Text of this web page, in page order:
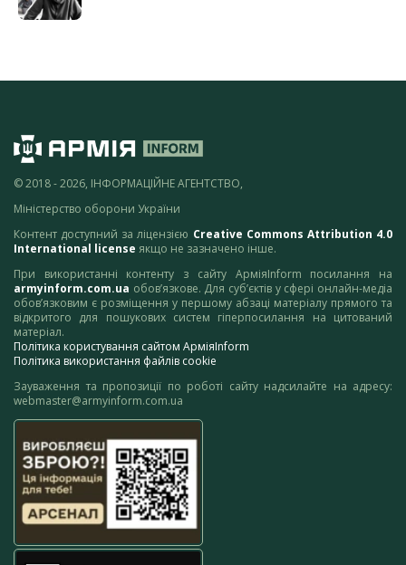
© 2018 - 2026, ІНФОРМАЦІЙНЕ АГЕНТСТВО,
Міністерство оборони України
Контент доступний за ліцензією Creative Commons Attribution 4.0
International license якщо не зазначено інше.
При використанні контенту з сайту АрміяInform посилання на
armyinform.com.ua обов’язкове. Для суб’єктів у сфері онлайн-медіа
обов’язковим є розміщення у першому абзаці матеріалу прямого та
відкритого для пошукових систем гіперпосилання на цитований
матеріал.
Політика користування сайтом АрміяInform
Політика використання файлів cookie
Зауваження та пропозиції по роботі сайту надсилайте на адресу:
webmaster@armyinform.com.ua